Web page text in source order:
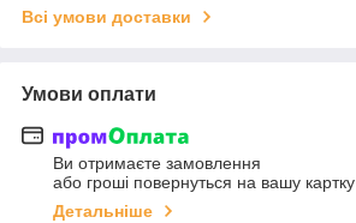
Всі умови доставки
Умови оплати
Ви отримаєте замовлення
або гроші повернуться на вашу картку
Детальніше